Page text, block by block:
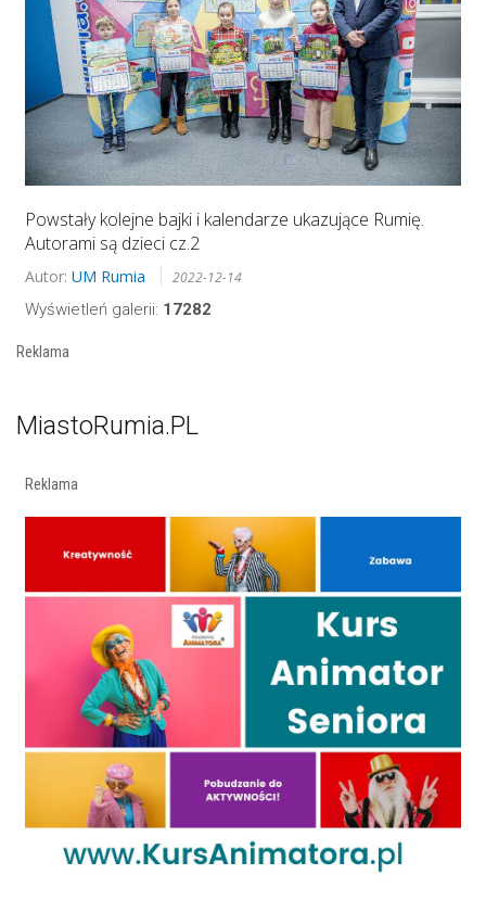
Powstały kolejne bajki i kalendarze ukazujące Rumię.
Autorami są dzieci cz.2
Autor: UM Rumia 2022-12-14
Wyświetleń galerii: 17282
Reklama
MiastoRumia.PL
Reklama